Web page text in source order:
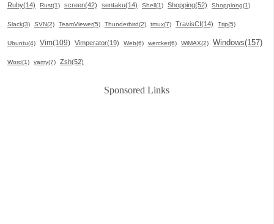
Ruby(14) Rust(1) screen(42) sentaku(14) Shell(1) Shopping(52) Shoppiong(1)
Slack(3) SVN(2) TeamViewer(5) Thunderbird(2) tmux(7) TravisCI(14) Trip(5)
Ubuntu(4) Vim(109) Vimperator(19) Web(6) wercker(6) WiMAX(2) Windows(157)
Word(1) yamy(7) Zsh(52)
Sponsored Links